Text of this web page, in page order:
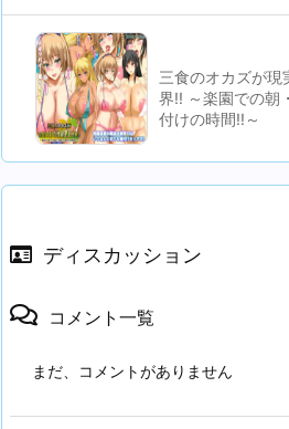
三食のオカズが現
界!! ～楽園での朝
付けの時間!!～
ディスカッション
コメント一覧
まだ、コメントがありません